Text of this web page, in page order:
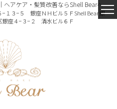
ヘアケア・髪質改善ならShell Bearへ
−１３−５ 銀座ＮＨビル５ＦShell Bear 銀
銀座４−３−２ 清水ビル６Ｆ